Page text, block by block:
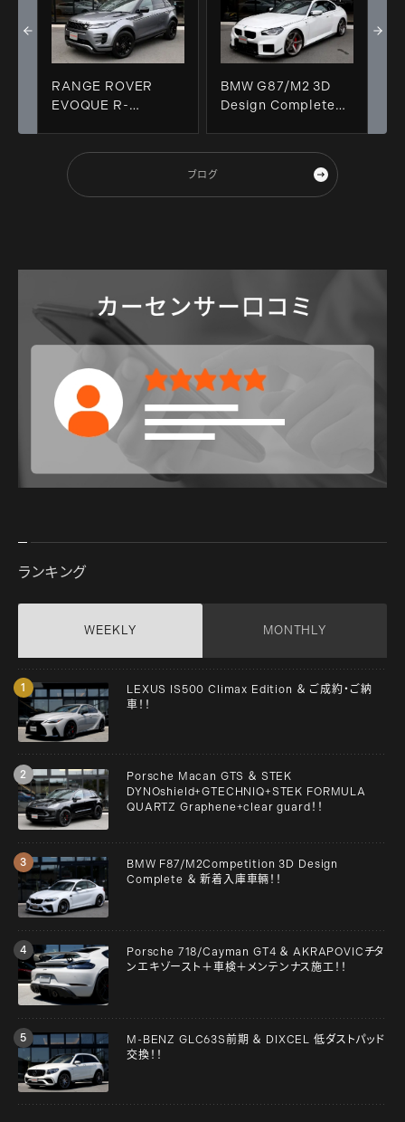
RANGE ROVER
EVOQUE R-
ィング施工+祝納車!!
BMW G87/M2 3D
Design Complete＆
ブログ
ランキング
WEEKLY MONTHLY
LEXUS IS500 Climax Edition ＆ ご成約・ご納
車！！
Porsche Macan GTS ＆ STEK
DYNOshield+GTECHNIQ+STEK FORMULA
QUARTZ Graphene+clear guard！！
BMW F87/M2Competition 3D Design
Complete ＆ 新着入庫車輛！！
Porsche 718/Cayman GT4 ＆ AKRAPOVICチタ
ンエキゾースト＋車検＋メンテンナス施工！！
M-BENZ GLC63S前期 ＆ DIXCEL 低ダストパッド
交換！！